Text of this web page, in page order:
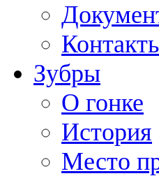
Зубры
О гонке
История
Место